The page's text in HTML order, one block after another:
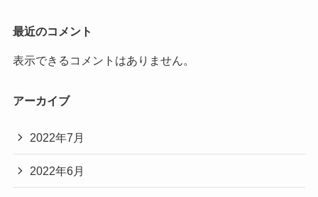
最近のコメント
表示できるコメントはありません。
アーカイブ
2022年7月
2022年6月